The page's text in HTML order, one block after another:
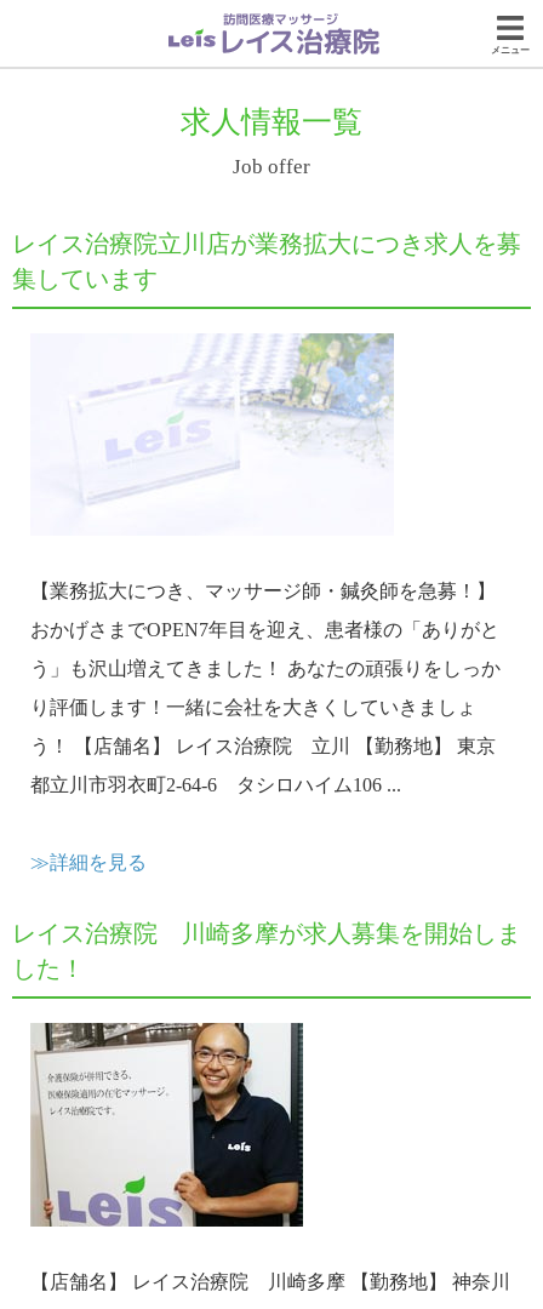
メニュー
求人情報一覧
Job offer
レイス治療院立川店が業務拡大につき求人を募
集しています
【業務拡大につき、マッサージ師・鍼灸師を急募！】
おかげさまでOPEN7年目を迎え、患者様の「ありがと
う」も沢山増えてきました！ あなたの頑張りをしっか
り評価します！一緒に会社を大きくしていきましょ
う！ 【店舗名】 レイス治療院 立川 【勤務地】 東京
都立川市羽衣町2-64-6 タシロハイム106 ...
≫詳細を見る
レイス治療院 川崎多摩が求人募集を開始しま
した！
【店舗名】 レイス治療院 川崎多摩 【勤務地】 神奈川